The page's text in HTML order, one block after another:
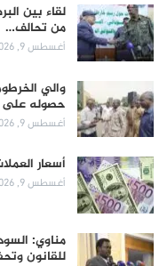
لقاء بين
من تحالف…
أغسطس 9, 2026
والي
حصوله
أغسطس 9, 2026
أسعار
أغسطس 9, 2026
مناوي:
للقانون